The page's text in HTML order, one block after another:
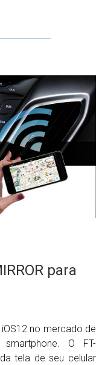
para
no mercado de
O FT-
tela de seu celular